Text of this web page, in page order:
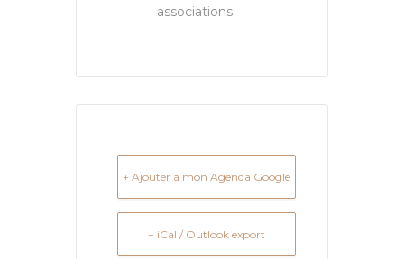
associations
+ Ajouter à mon Agenda Google
+ iCal / Outlook export